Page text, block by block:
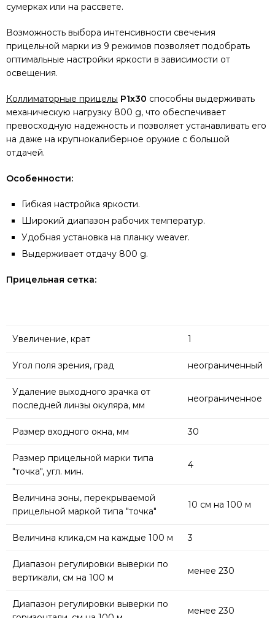
сумерках или на рассвете.
Возможность выбора интенсивности свечения
прицельной марки из 9 режимов позволяет подобрать
оптимальные настройки яркости в зависимости от
освещения.
Коллиматорные прицелы Р1х30 способны выдерживать
механическую нагрузку 800 g, что обеспечивает
превосходную надежность и позволяет устанавливать его
на даже на крупнокалиберное оружие с большой
отдачей.
Особенности:
Гибкая настройка яркости.
Широкий диапазон рабочих температур.
Удобная установка на планку weaver.
Выдерживает отдачу 800 g.
Прицельная сетка:
Увеличение, крат 1
Угол поля зрения, град неограниченный
Удаление выходного зрачка от
последней линзы окуляра, мм
неограниченное
Размер входного окна, мм 30
Размер прицельной марки типа
"точка", угл. мин.
4
Величина зоны, перекрываемой
прицельной маркой типа "точка"
10 см на 100 м
Величина клика,см на каждые 100 м 3
Диапазон регулировки выверки по
вертикали, см на 100 м
менее 230
Диапазон регулировки выверки по
менее 230